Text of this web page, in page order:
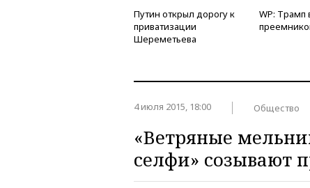
Путин открыл дорогу к
приватизации
Шереметьева
WP: Трамп
4 июля 2015, 18:00 Общество
«Ветряные
селфи» созывают